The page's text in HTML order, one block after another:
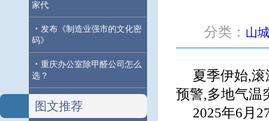
家代
· 发布《制造业强市的文化密
码》
· 重庆办公室除甲醛公司怎么
选？
图文推荐
分类： 山
夏季伊始,
预警,多地气温
2025年6月